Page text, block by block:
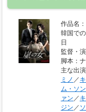
作品名
韓国で
日
監督・
脚本 ：
主な出
ミノ ／
ム・ソ
ァン ／
ジン ／